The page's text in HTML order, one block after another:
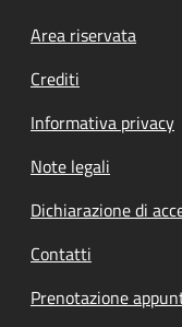
Footer
Area riservata
Crediti
Informativa privacy
Note legali
Dichiarazione di
Contatti
Prenotazione